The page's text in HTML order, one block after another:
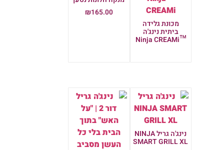
מכונת גלידה
ביתית נינג'ה
™Ninja CREAMi
₪165.00
נינג'ה גריל NINJA
SMART GRILL XL